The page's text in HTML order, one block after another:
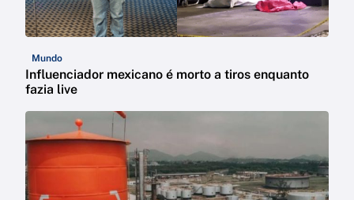
Mundo
Influenciador mexicano é morto a tiros enquanto
fazia live